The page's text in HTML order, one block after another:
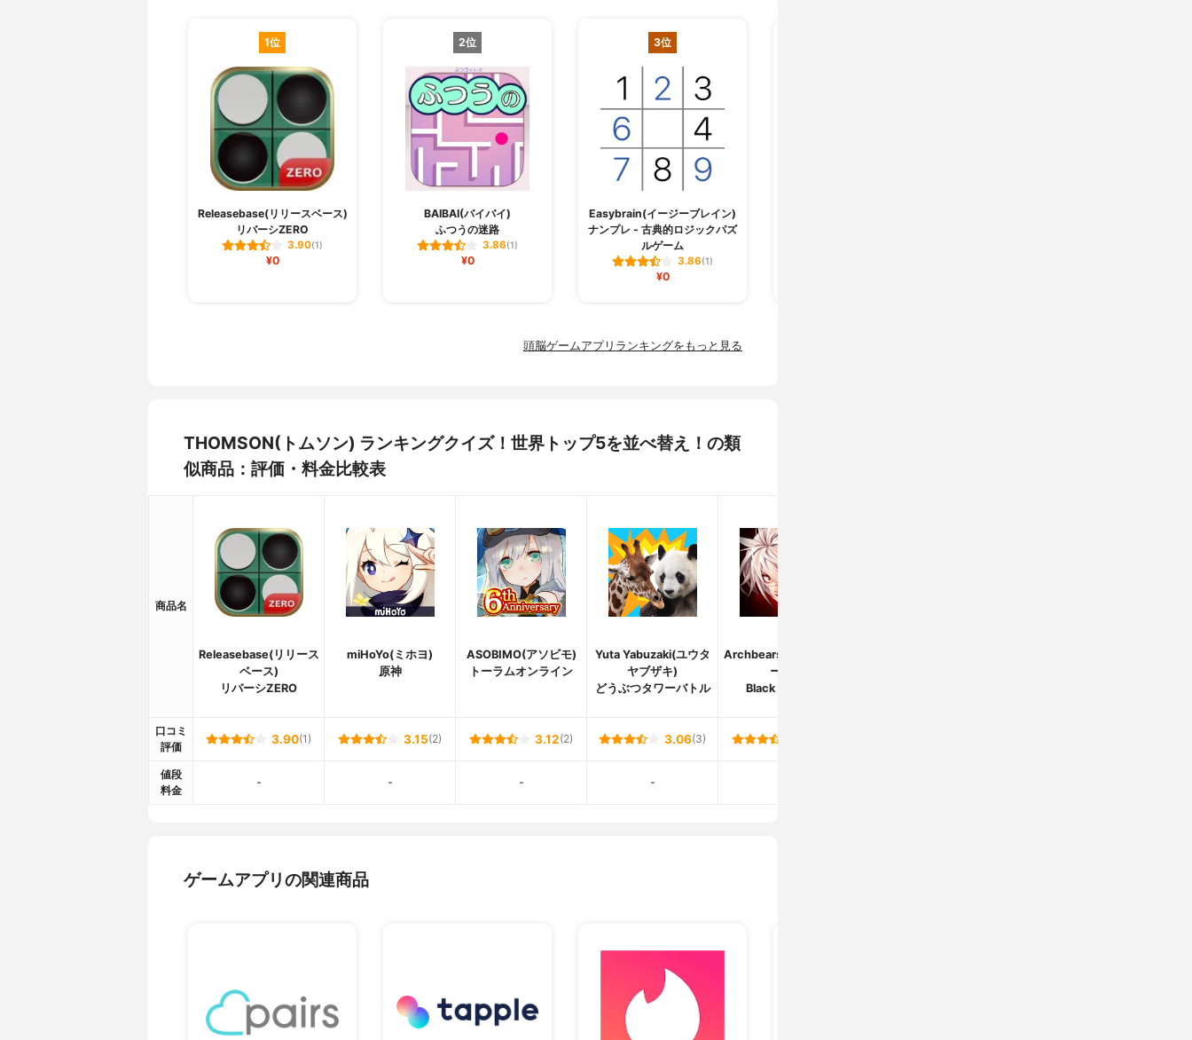
1位
Releasebase(リリースベース)
リバーシZERO
3.90(1)
¥0
2位
BAIBAI(バイバイ)
ふつうの迷路
3.86(1)
¥0
3位
Easybrain(イージーブレイン)
ナンプレ - 古典的ロジックパズ
ルゲーム
3.86(1)
¥0
頭脳ゲームアプリランキングをもっと見る
THOMSON(トムソン) ランキングクイズ！世界トップ5を並べ替え！の類
似商品：評価・料金比較表
商品名
Releasebase(リリース
ベース)
リバーシZERO
miHoYo(ミホヨ)
原神
ASOBIMO(アソビモ)
トーラムオンライン
Yuta Yabuzaki(ユウタ
ヤブザキ)
どうぶつタワーバトル
Archbears(アーチビア
ーズ)
Black Survival
口コミ
評価
3.90(1) 3.15(2) 3.12(2) 3.06(3)
値段
料金
- - - -
ゲームアプリの関連商品